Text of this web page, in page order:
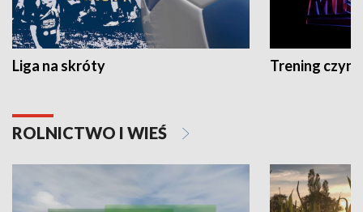
Liga na skróty Trening czyni
ROLNICTWO I WIEŚ